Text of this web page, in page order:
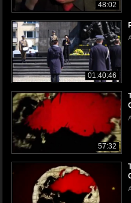
48:02
01:40:46
57:32